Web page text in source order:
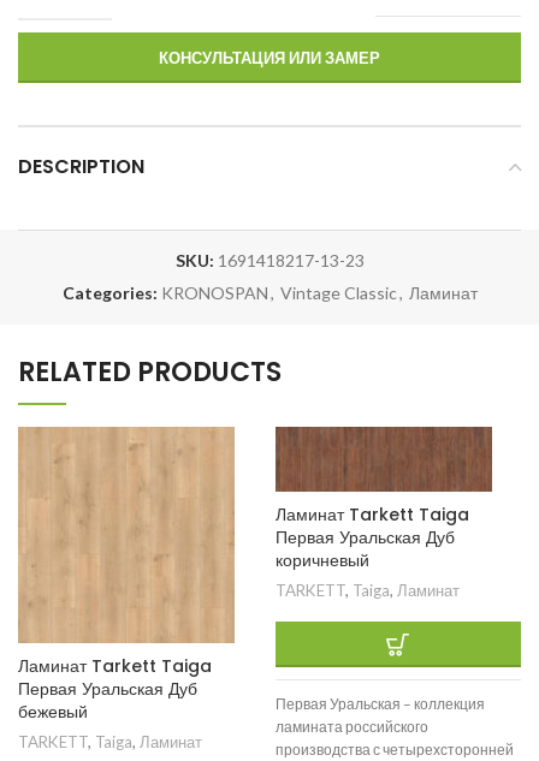
КОНСУЛЬТАЦИЯ ИЛИ ЗАМЕР
DESCRIPTION
SKU: 1691418217-13-23
Categories: KRONOSPAN, Vintage Classic, Ламинат
RELATED PRODUCTS
Ламинат Tarkett Taiga
Первая Уральская Дуб
бежевый
TARKETT, Taiga, Ламинат
Ламинат Tarkett Taiga
Первая Уральская Дуб
коричневый
TARKETT, Taiga, Ламинат
Первая Уральская – коллекция
ламината российского
производства с четырехсторонней